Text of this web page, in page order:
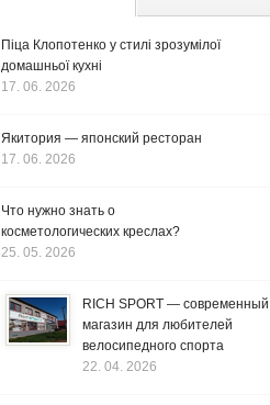
Піца Клопотенко у стилі зрозумілої
домашньої кухні
17. 06. 2026
Якитория — японский ресторан
17. 06. 2026
Что нужно знать о
косметологических креслах?
25. 05. 2026
RICH SPORT — современный
магазин для любителей
велосипедного спорта
22. 04. 2026